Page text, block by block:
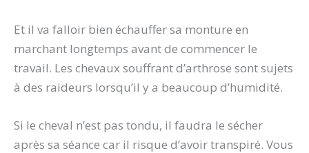
Et il va falloir bien échauffer sa monture en
marchant longtemps avant de commencer le
travail. Les chevaux souffrant d’arthrose sont sujets
à des raideurs lorsqu’il y a beaucoup d’humidité.
Si le cheval n’est pas tondu, il faudra le sécher
après sa séance car il risque d’avoir transpiré. Vous